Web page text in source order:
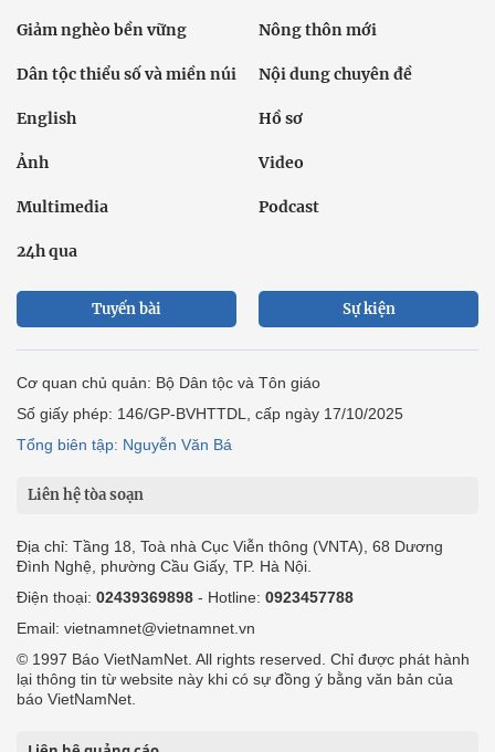
Giảm nghèo bền vững Nông thôn mới
Dân tộc thiểu số và miền núi Nội dung chuyên đề
English Hồ sơ
Ảnh Video
Multimedia Podcast
24h qua
Tuyến bài Sự kiện
Cơ quan chủ quản: Bộ Dân tộc và Tôn giáo
Số giấy phép: 146/GP-BVHTTDL, cấp ngày 17/10/2025
Tổng biên tập: Nguyễn Văn Bá
Liên hệ tòa soạn
Địa chỉ: Tầng 18, Toà nhà Cục Viễn thông (VNTA), 68 Dương
Đình Nghệ, phường Cầu Giấy, TP. Hà Nội.
Điện thoại: 02439369898 - Hotline: 0923457788
Email: vietnamnet@vietnamnet.vn
© 1997 Báo VietNamNet. All rights reserved. Chỉ được phát hành
lại thông tin từ website này khi có sự đồng ý bằng văn bản của
báo VietNamNet.